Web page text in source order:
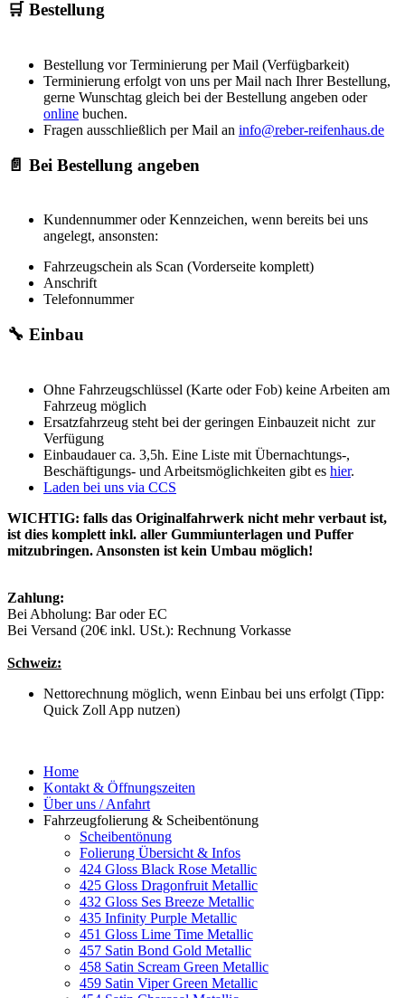
🛒 Bestellung
Bestellung vor Terminierung per Mail (Verfügbarkeit)
Terminierung erfolgt von uns per Mail nach Ihrer Bestellung,
gerne Wunschtag gleich bei der Bestellung angeben oder
online buchen.
Fragen ausschließlich per Mail an info@reber-reifenhaus.de
📄 Bei Bestellung angeben
Kundennummer oder Kennzeichen, wenn bereits bei uns
angelegt, ansonsten:
Fahrzeugschein als Scan (Vorderseite komplett)
Anschrift
Telefonnummer
🔧 Einbau
Ohne Fahrzeugschlüssel (Karte oder Fob) keine Arbeiten am
Fahrzeug möglich
Ersatzfahrzeug steht bei der geringen Einbauzeit nicht zur
Verfügung
Einbaudauer ca. 3,5h. Eine Liste mit Übernachtungs-,
Beschäftigungs- und Arbeitsmöglichkeiten gibt es hier.
Laden bei uns via CCS
WICHTIG: falls das Originalfahrwerk nicht mehr verbaut ist,
ist dies komplett inkl. aller Gummiunterlagen und Puffer
mitzubringen. Ansonsten ist kein Umbau möglich!
Zahlung:
Bei Abholung: Bar oder EC
Bei Versand (20€ inkl. USt.): Rechnung Vorkasse
Schweiz:
Nettorechnung möglich, wenn Einbau bei uns erfolgt (Tipp:
Quick Zoll App nutzen)
Home
Kontakt & Öffnungszeiten
Über uns / Anfahrt
Fahrzeugfolierung & Scheibentönung
Scheibentönung
Folierung Übersicht & Infos
424 Gloss Black Rose Metallic
425 Gloss Dragonfruit Metallic
432 Gloss Ses Breeze Metallic
435 Infinity Purple Metallic
451 Gloss Lime Time Metallic
457 Satin Bond Gold Metallic
458 Satin Scream Green Metallic
459 Satin Viper Green Metallic